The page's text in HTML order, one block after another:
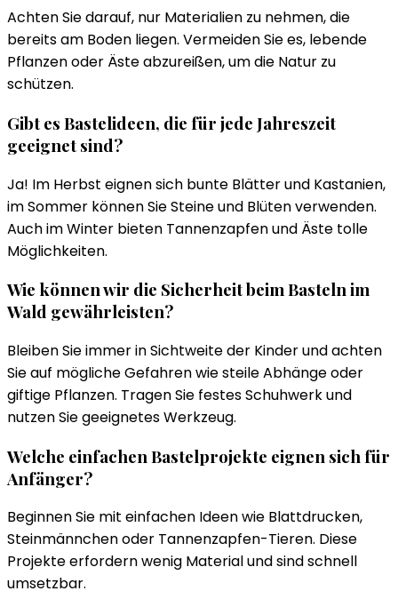
Achten Sie darauf, nur Materialien zu nehmen, die
bereits am Boden liegen. Vermeiden Sie es, lebende
Pflanzen oder Äste abzureißen, um die Natur zu
schützen.
Gibt es Bastelideen, die für jede Jahreszeit
geeignet sind?
Ja! Im Herbst eignen sich bunte Blätter und Kastanien,
im Sommer können Sie Steine und Blüten verwenden.
Auch im Winter bieten Tannenzapfen und Äste tolle
Möglichkeiten.
Wie können wir die Sicherheit beim Basteln im
Wald gewährleisten?
Bleiben Sie immer in Sichtweite der Kinder und achten
Sie auf mögliche Gefahren wie steile Abhänge oder
giftige Pflanzen. Tragen Sie festes Schuhwerk und
nutzen Sie geeignetes Werkzeug.
Welche einfachen Bastelprojekte eignen sich für
Anfänger?
Beginnen Sie mit einfachen Ideen wie Blattdrucken,
Steinmännchen oder Tannenzapfen-Tieren. Diese
Projekte erfordern wenig Material und sind schnell
umsetzbar.